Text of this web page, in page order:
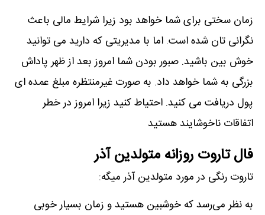
زمان سختی برای شما خواهد بود زیرا شرایط مالی باعث
نگرانی تان شده است. اما با مدیریتی که دارید می توانید
خوش بین باشید. صبور بودن شما امروز بعد از ظهر پاداش
بزرگی به شما خواهد داد. به صورت غیرمنتظره مبلغ عمده ای
پول دریافت می کنید. احتیاط کنید زیرا امروز در خطر
اتفاقات ناخوشایند هستید
فال تاروت روزانه متولدین آذر
تاروت رنگی در مورد متولدین آذر میگه:
به نظر می‌رسد که خوشبین هستید و زمان بسیار خوبی